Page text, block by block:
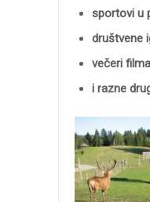
sportovi u
društvene
večeri filma
i razne